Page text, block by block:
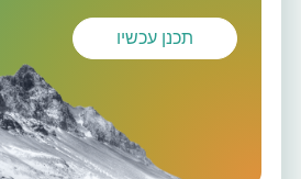
תכנן עכשיו